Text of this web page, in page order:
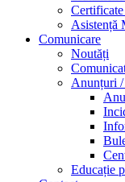
Certificate
Asistență
Comunicare
Noutăți
Anunțuri
Educație